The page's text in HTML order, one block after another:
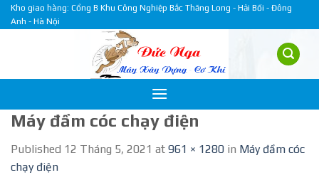
Skip
to
Kho giao hàng: Cổng B Khu Công Nghiệp Bắc Thăng Long - Hải Bối - Đông
Anh - Hà Nội
Máy đầm cóc chạy điện
Published 12 Tháng 5, 2021 at 961 × 1280 in Máy đầm cóc
chạy điện